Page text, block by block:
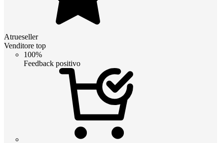
Atrueseller
Venditore top
100%
Feedback positivo